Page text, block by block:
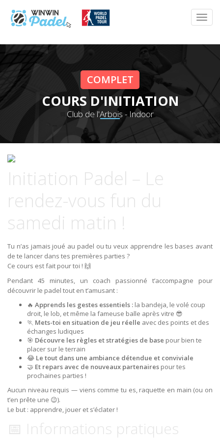
COMPLET
COURS D'INITIATION
Club de l'Arbois - Indoor
Initiation Padel – Le
rendez-vous fun du
samedi matin !
Tu n’as jamais joué au padel ou tu veux apprendre les bases avant
de te lancer dans tes premières parties ?
Ce cours est fait pour toi ! 🙌
Pendant 45 minutes, un coach passionné t’accompagne pour
découvrir le padel tout en t’amusant :
🔥 Apprends les gestes essentiels : la bandeja, le volé coup
droit, le lob, et même la fameuse balle après vitre 😎
🏃️ Mets-toi en situation de jeu réelle avec des points et des
échanges ludiques
🎯 Découvre les règles et stratégies de base pour bien te
placer sur le terrain
😂 Le tout dans une ambiance détendue et conviviale
🤝 Et repars avec de nouveaux partenaires pour tes
prochaines parties !
Aucun niveau requis — viens comme tu es, raquette en main (ou on
t’en prête une 😉).
Le but : apprendre, jouer et s’éclater !
📅 Informations pratiques